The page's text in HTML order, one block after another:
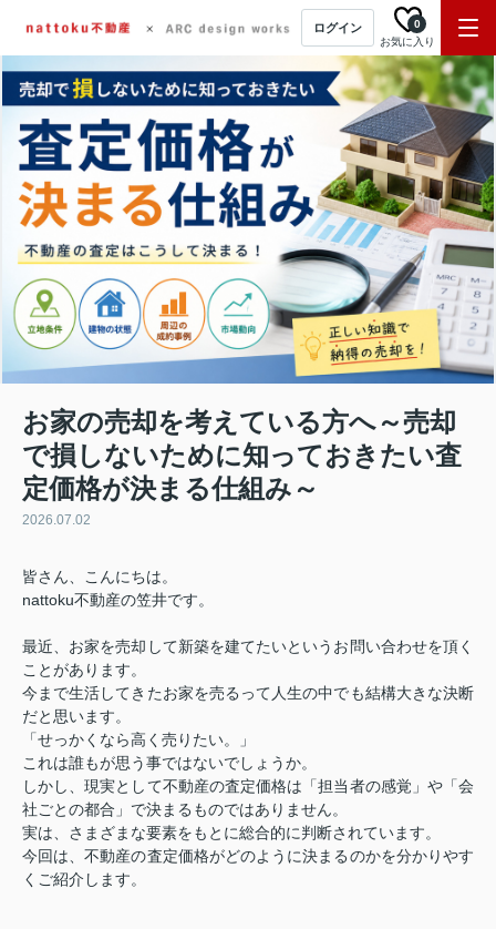
ログイン
お気に入り
0
お家の売却を考えている方へ～売却
で損しないために知っておきたい査
定価格が決まる仕組み～
2026.07.02
皆さん、こんにちは。
nattoku不動産の笠井です。
最近、お家を売却して新築を建てたいというお問い合わせを頂く
ことがあります。
今まで生活してきたお家を売るって人生の中でも結構大きな決断
だと思います。
「せっかくなら高く売りたい。」
これは誰もが思う事ではないでしょうか。
しかし、現実として不動産の査定価格は「担当者の感覚」や「会
社ごとの都合」で決まるものではありません。
実は、さまざまな要素をもとに総合的に判断されています。
今回は、不動産の査定価格がどのように決まるのかを分かりやす
くご紹介します。